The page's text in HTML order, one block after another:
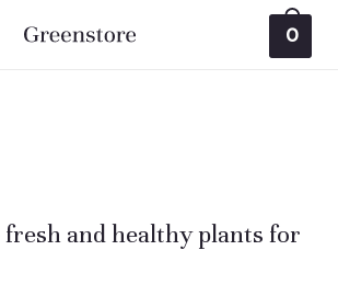
0
and healthy plants for